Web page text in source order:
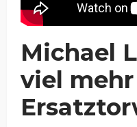
Michael
viel